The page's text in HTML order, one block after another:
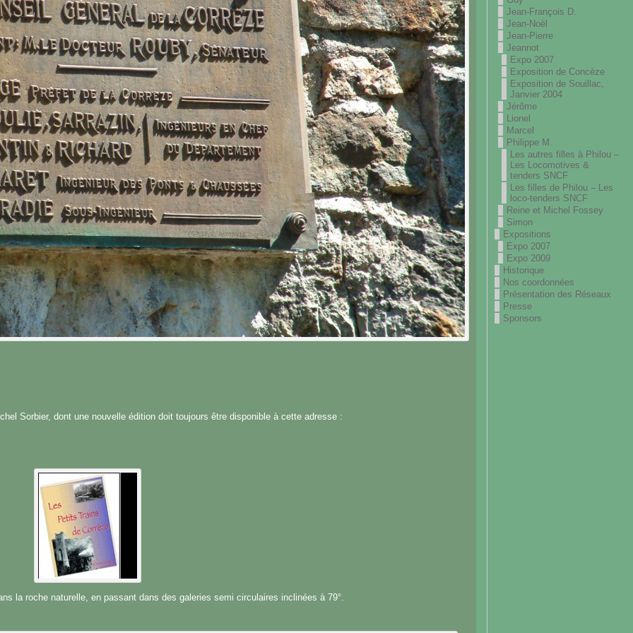
Sorbier, dont une nouvelle édition doit toujours être disponible à cette adresse :
la roche naturelle, en passant dans des galeries semi circulaires inclinées à 79°.
Jean-François D.
Jean-Noël
Jean-Pierre
Jeannot
Expo 2007
Exposition de Concèze
Exposition de Souillac,
Janvier 2004
Jérôme
Lionel
Marcel
Philippe M.
Les autres filles à Philou –
Les Locomotives &
tenders SNCF
Les filles de Philou – Les
loco-tenders SNCF
Reine et Michel Fossey
Simon
Expositions
Expo 2007
Expo 2009
Historique
Nos coordonnées
Présentation des Réseaux
Presse
Sponsors